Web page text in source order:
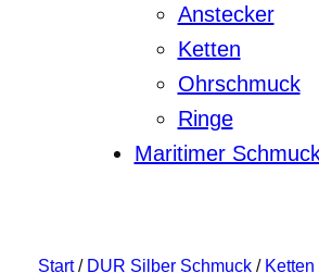
Anstecker
Ketten
Ohrschmuck
Ringe
Maritimer
Start/ DUR Silber Schmuck/ Ketten